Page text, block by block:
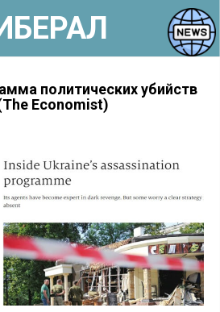
политических убийств
Economist)